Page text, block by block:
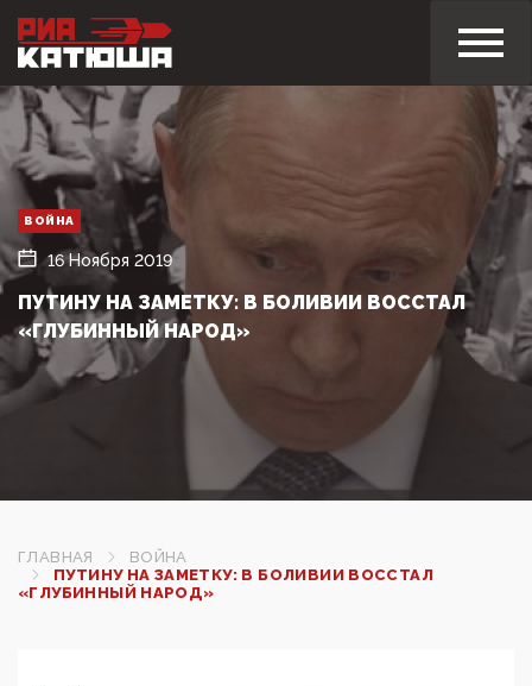
ВОЙНА
16 Ноября 2019
ПУТИНУ НА ЗАМЕТКУ: В БОЛИВИИ ВОССТАЛ
«ГЛУБИННЫЙ НАРОД»
ГЛАВНАЯ
ВОЙНА
ПУТИНУ НА ЗАМЕТКУ: В БОЛИВИИ ВОССТАЛ
«ГЛУБИННЫЙ НАРОД»